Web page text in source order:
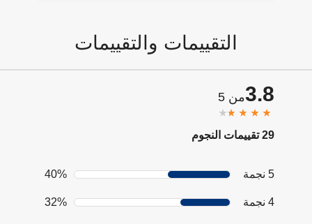
التقييمات والتقييمات
3.8من 5
29 تقييمات النجوم
5 نجمة 40%
4 نجمة 32%